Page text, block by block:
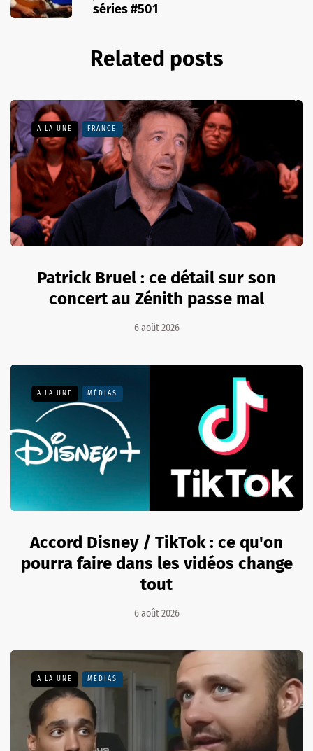
séries #501
Related posts
A LA UNE FRANCE
Patrick Bruel : ce détail sur son
concert au Zénith passe mal
6 août 2026
A LA UNE MÉDIAS
Accord Disney / TikTok : ce qu'on
pourra faire dans les vidéos change
tout
6 août 2026
A LA UNE MÉDIAS